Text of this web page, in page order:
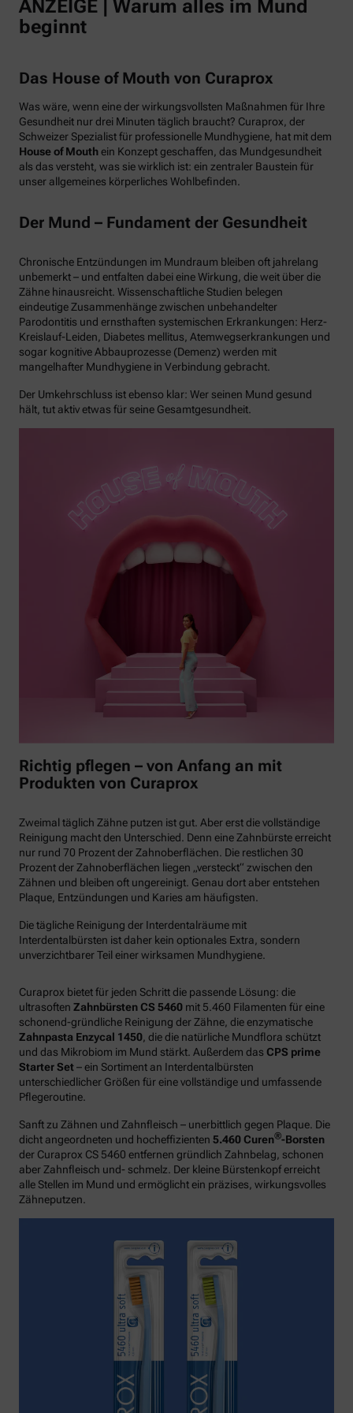
ANZEIGE | Warum alles im Mund
beginnt
Das House of Mouth von Curaprox
Was wäre, wenn eine der wirkungsvollsten Maßnahmen für Ihre
Gesundheit nur drei Minuten täglich braucht? Curaprox, der
Schweizer Spezialist für professionelle Mundhygiene, hat mit dem
House of Mouthein Konzept geschaffen, das Mundgesundheit
als das versteht, was sie wirklich ist: ein zentraler Baustein für
unser allgemeines körperliches Wohlbefinden.
Der Mund – Fundament der Gesundheit
Chronische Entzündungen im Mundraum bleiben oft jahrelang
unbemerkt – und entfalten dabei eine Wirkung, die weit über die
Zähne hinausreicht. Wissenschaftliche Studien belegen
eindeutige Zusammenhänge zwischen unbehandelter
Parodontitis und ernsthaften systemischen Erkrankungen: Herz-
Kreislauf-Leiden, Diabetes mellitus, Atemwegserkrankungen und
sogar kognitive Abbauprozesse (Demenz) werden mit
mangelhafter Mundhygiene in Verbindung gebracht.
Der Umkehrschluss ist ebenso klar: Wer seinen Mund gesund
hält, tut aktiv etwas für seine Gesamtgesundheit.
Richtig pflegen – von Anfang an mit
Produkten von Curaprox
Zweimal täglich Zähne putzen ist gut. Aber erst die vollständige
Reinigung macht den Unterschied. Denn eine Zahnbürste erreicht
nur rund 70 Prozent der Zahnoberflächen. Die restlichen 30
Prozent der Zahnoberflächen liegen „versteckt“ zwischen den
Zähnen und bleiben oft ungereinigt. Genau dort aber entstehen
Plaque, Entzündungen und Karies am häufigsten.
Die tägliche Reinigung der Interdentalräume mit
Interdentalbürsten ist daher kein optionales Extra, sondern
unverzichtbarer Teil einer wirksamen Mundhygiene.
Curaprox bietet für jeden Schritt die passende Lösung: die
ultrasoften Zahnbürsten CS 5460 mit 5.460 Filamenten für eine
schonend-gründliche Reinigung der Zähne, die enzymatische
Zahnpasta Enzycal 1450, die die natürliche Mundflora schützt
und das Mikrobiom im Mund stärkt. Außerdem das CPS prime
Starter Set– ein Sortiment an Interdentalbürsten
unterschiedlicher Größen für eine vollständige und umfassende
Pflegeroutine.
Sanft zu Zähnen und Zahnfleisch – unerbittlich gegen Plaque. Die
dicht angeordneten und hocheffizienten 5.460 Curen®-Borsten
der Curaprox CS 5460 entfernen gründlich Zahnbelag, schonen
aber Zahnfleisch und- schmelz. Der kleine Bürstenkopf erreicht
alle Stellen im Mund und ermöglicht ein präzises, wirkungsvolles
Zähneputzen.